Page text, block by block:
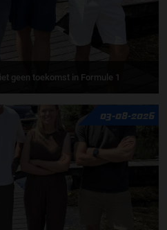
geen toekomst in Formule 1
03-08-2026